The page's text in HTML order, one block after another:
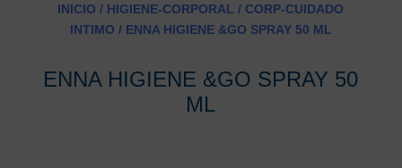
INICIO / HIGIENE-CORPORAL / CORP-CUIDADO
INTIMO / ENNA HIGIENE &GO SPRAY 50 ML
ENNA HIGIENE &GO SPRAY 50
ML